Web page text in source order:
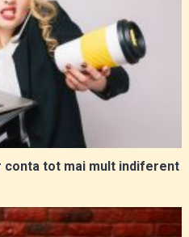
tot mai mult indiferent